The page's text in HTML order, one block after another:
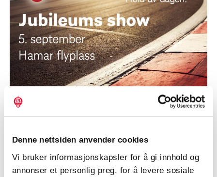
Denne nettsiden anvender cookies
Vi bruker informasjonskapsler for å gi innhold og
annonser et personlig preg, for å levere sosiale
KNA Hedmarks Jubileumsshow
Lør 05. september – lør 05. september